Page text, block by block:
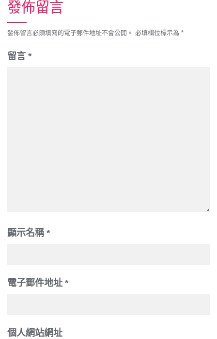
發佈留言
發佈留言必須填寫的電子郵件地址不會公開。 必填欄位標示為 *
留言 *
顯示名稱*
電子郵件地址 *
個人網站網址